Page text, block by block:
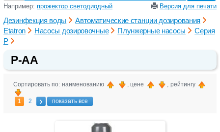
Например: прожектор светодиодный Версия для печати
Дезинфекция воды
Автоматические станции дозирования
Etatron
Насосы дозировочные Плунжерные насосы
Серия
P
P-AA
Сортировать по: наименованию , цене , рейтингу
1 2 показать все